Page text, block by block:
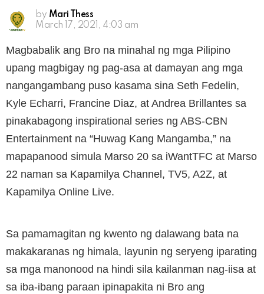
by Mari Thess
March 17, 2021, 4:03 am
Magbabalik ang Bro na minahal ng mga Pilipino
upang magbigay ng pag-asa at damayan ang mga
nangangambang puso kasama sina Seth Fedelin,
Kyle Echarri, Francine Diaz, at Andrea Brillantes sa
pinakabagong inspirational series ng ABS-CBN
Entertainment na “Huwag Kang Mangamba,” na
mapapanood simula Marso 20 sa iWantTFC at Marso
22 naman sa Kapamilya Channel, TV5, A2Z, at
Kapamilya Online Live.
Sa pamamagitan ng kwento ng dalawang bata na
makakaranas ng himala, layunin ng seryeng iparating
sa mga manonood na hindi sila kailanman nag-iisa at
sa iba-ibang paraan ipinapakita ni Bro ang